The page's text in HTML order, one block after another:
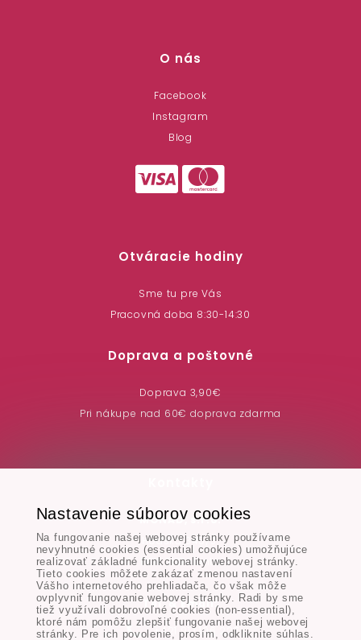
O nás
Facebook
Instagram
Blog
Otváracie hodiny
Sme tu pre Vás
Pracovná doba 8:30-14:30
Doprava a poštovné
Doprava 3,90€
Pri nákupe nad 60€ doprava zdarma
MONAD, s.r.o.
Hodská 345/3,
924 01 Galanta
Tel. & Email:
+421 917 106 227
Nastavenie súborov cookies
Na fungovanie našej webovej stránky používame
nevyhnutné cookies (essential cookies) umožňujúce
realizovať základné funkcionality webovej stránky.
Tieto cookies môžete zakázať zmenou nastavení
Vášho internetového prehliadača, čo však môže
ovplyvniť fungovanie webovej stránky. Radi by sme
tiež využívali dobrovoľné cookies (non-essential),
ktoré nám pomôžu zlepšiť fungovanie našej webovej
stránky. Pre ich povolenie, prosím, odkliknite súhlas.